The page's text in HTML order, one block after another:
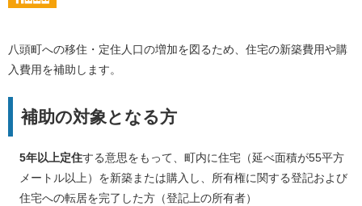
八頭町への移住・定住人口の増加を図るため、住宅の新築費用や購
入費用を補助します。
補助の対象となる方
5年以上定住する意思をもって、町内に住宅（延べ面積が55平方
メートル以上）を新築または購入し、所有権に関する登記および
住宅への転居を完了した方（登記上の所有者）